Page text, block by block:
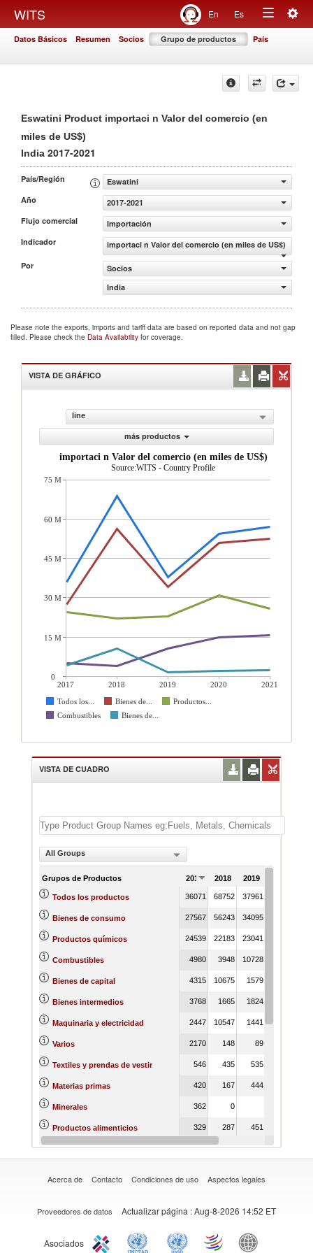
WITS En Es
Toggle
Datos Básicos Resumen Socios Grupo de productos País
Eswatini Product importaci n Valor del comercio (en
miles de US$)
India 2017-2021
País/Región
Eswatini
Año
2017-2021
Flujo comercial
Importación
Indicador
importaci n Valor del comercio (en miles de US$)
Por
Socios
India
Please note the exports, imports and tariff data are based on reported data and not gap
filled. Please check the Data Availability for coverage.
VISTA DE GRÁFICO
line
más productos
importaci n Valor del comercio (en miles de US$)
Source:WITS - Country Profile
2017 2018 2019 2020
2021
Todos los...
Bienes de...
Productos...
Combustibles
Bienes de...
75 M
60 M
45 M
30 M
15 M
0
VISTA DE CUADRO
All Groups
Grupos de Productos 2017 2018 2019
Todos los productos 36071 68752 37961
Bienes de consumo 27567 56243 34095
Productos químicos 24539 22183 23041
Combustibles 4980 3948 10728
Bienes de capital 4315 10675 1579
Bienes intermedios 3768 1665 1824
Maquinaria y electricidad 2447 10547 1441
Varios 2170 148 89
Textiles y prendas de vestir 546 435 535
Materias primas 420 167 444
Minerales 362 0
Productos alimenticios 329 287 451
Transporte 212 281 655 1283
Acerca de Contacto Condiciones de uso Aspectos legales
Proveedores de datos Actualizar página : Aug-8-2026 14:52 ET
Asociados